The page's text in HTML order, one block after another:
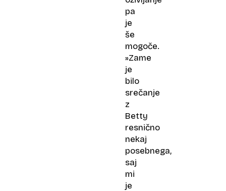
pa
je
še
mogoče.
»Zame
je
bilo
srečanje
z
Betty
resnično
nekaj
posebnega,
saj
mi
je